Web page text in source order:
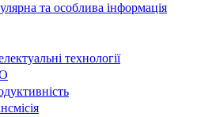
та особлива інформація
технології